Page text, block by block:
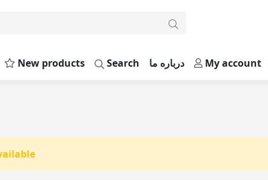
New products Search درباره ما My account